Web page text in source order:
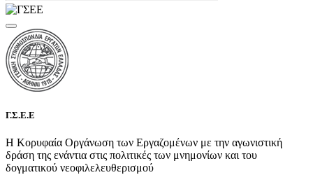
Γ.Σ.Ε.Ε
Η Κορυφαία Οργάνωση των Εργαζομένων με την αγωνιστική
δράση της ενάντια στις πολιτικές των μνημονίων και του
δογματικού νεοφιλελευθερισμού